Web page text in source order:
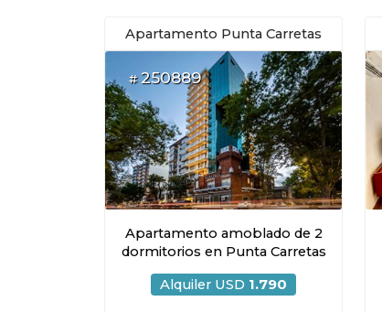
Apartamento Punta Carretas
#250889
Apartamento amoblado de 2
dormitorios en Punta Carretas
Alquiler USD 1.790